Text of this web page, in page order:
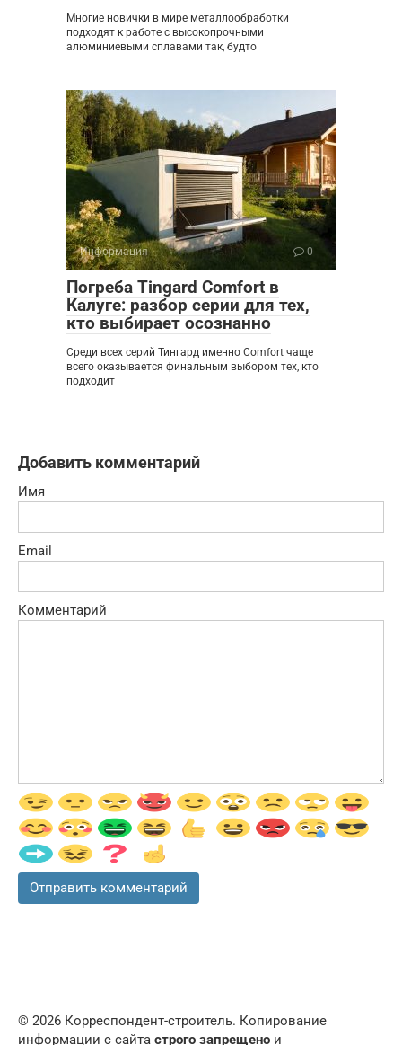
Многие новички в мире металлообработки
подходят к работе с высокопрочными
алюминиевыми сплавами так, будто
Информация 0
Погреба Tingard Comfort в
Калуге: разбор серии для тех,
кто выбирает осознанно
Среди всех серий Тингард именно Comfort чаще
всего оказывается финальным выбором тех, кто
подходит
Добавить комментарий
Имя
Email
Комментарий
© 2026 Корреспондент-строитель. Копирование
информации с сайта строго запрещено и